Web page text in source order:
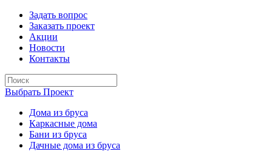
Задать вопрос
Заказать проект
Акции
Новости
Контакты
Выбрать Проект
Дома из бруса
Каркасные дома
Бани из бруса
Дачные дома из бруса